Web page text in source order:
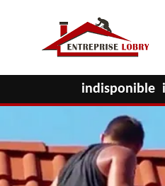
indisponible